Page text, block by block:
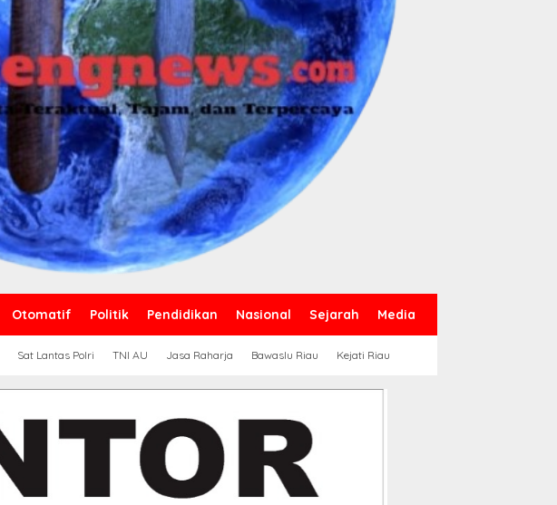
Otomatif Politik Pendidikan Nasional Sejarah Media
Sat Lantas Polri TNI AU Jasa Raharja Bawaslu Riau Kejati Riau